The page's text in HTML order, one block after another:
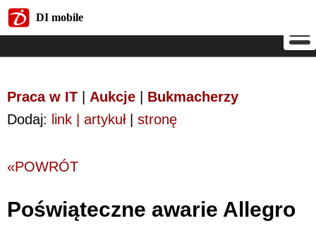
DI mobile
Praca w IT Aukcje
Bukmacherzy
Dodaj: link | artykuł| stronę
«POWRÓT
Poświąteczne awarie Allegro
DI mobile